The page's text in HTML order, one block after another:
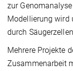
zur
Modellierung wird
durch
Mehrere Projekte
Zusammenarbeit